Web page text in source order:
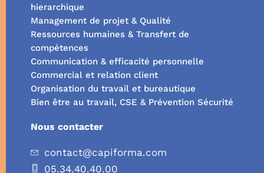
hierarchique
Management de projet & Qualité
Ressources humaines & Transfert de
compétences
Communication & efficacité personnelle
Commercial et relation client
Organisation du travail et bureautique
Bien être au travail, CSE & Prévention Sécurité
Nous contacter
contact@capiforma.com
05.34.40.40.00